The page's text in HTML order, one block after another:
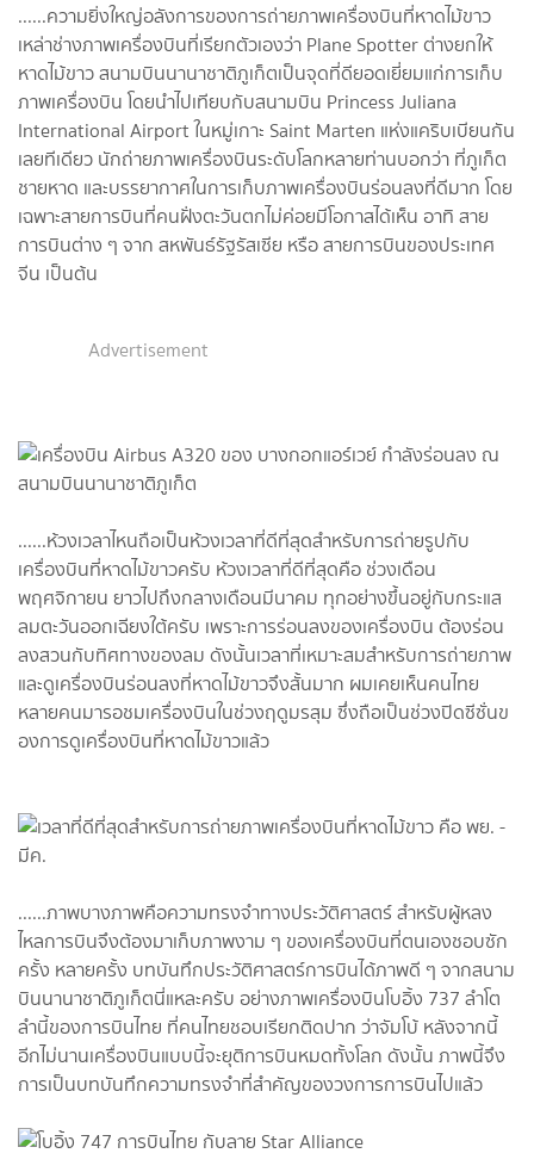
......ความยิ่งใหญ่อลังการของการถ่ายภาพเครื่องบินที่หาดไม้ขาว
เหล่าช่างภาพเครื่องบินที่เรียกตัวเองว่า Plane Spotter ต่างยกให้
หาดไม้ขาว สนามบินนานาชาติภูเก็ตเป็นจุดที่ดียอดเยี่ยมแก่การเก็บ
ภาพเครื่องบิน โดยนำไปเทียบกับสนามบิน Princess Juliana
International Airport ในหมู่เกาะ Saint Marten แห่งแคริบเบียนกัน
เลยทีเดียว นักถ่ายภาพเครื่องบินระดับโลกหลายท่านบอกว่า ที่ภูเก็ต
ชายหาด และบรรยากาศในการเก็บภาพเครื่องบินร่อนลงที่ดีมาก โดย
เฉพาะสายการบินที่คนฝั่งตะวันตกไม่ค่อยมีโอกาสได้เห็น อาทิ สาย
การบินต่าง ๆ จาก สหพันธ์รัฐรัสเซีย หรือ สายการบินของประเทศ
จีน เป็นต้น
Advertisement
......ห้วงเวลาไหนถือเป็นห้วงเวลาที่ดีที่สุดสำหรับการถ่ายรูปกับ
เครื่องบินที่หาดไม้ขาวครับ ห้วงเวลาที่ดีที่สุดคือ ช่วงเดือน
พฤศจิกายน ยาวไปถึงกลางเดือนมีนาคม ทุกอย่างขึ้นอยู่กับกระแส
ลมตะวันออกเฉียงใต้ครับ เพราะการร่อนลงของเครื่องบิน ต้องร่อน
ลงสวนกับทิศทางของลม ดังนั้นเวลาที่เหมาะสมสำหรับการถ่ายภาพ
และดูเครื่องบินร่อนลงที่หาดไม้ขาวจึงสั้นมาก ผมเคยเห็นคนไทย
หลายคนมารอชมเครื่องบินในช่วงฤดูมรสุม ซึ่งถือเป็นช่วงปิดซีซั่นข
องการดูเครื่องบินที่หาดไม้ขาวแล้ว
......ภาพบางภาพคือความทรงจำทางประวัติศาสตร์ สำหรับผู้หลง
ไหลการบินจึงต้องมาเก็บภาพงาม ๆ ของเครื่องบินที่ตนเองชอบซัก
ครั้ง หลายครั้ง บทบันทึกประวัติศาสตร์การบินได้ภาพดี ๆ จากสนาม
บินนานาชาติภูเก็ตนี่แหละครับ อย่างภาพเครื่องบินโบอิ้ง 737 ลำโต
ลำนี้ของการบินไทย ที่คนไทยชอบเรียกติดปาก ว่าจัมโบ้ หลังจากนี้
อีกไม่นานเครื่องบินแบบนี้จะยุติการบินหมดทั้งโลก ดังนั้น ภาพนี้จึง
การเป็นบทบันทึกความทรงจำที่สำคัญของวงการการบินไปแล้ว